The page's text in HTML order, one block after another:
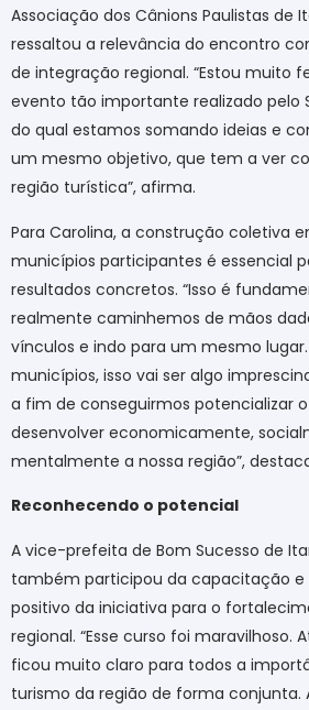
Associação dos Cânions Paulistas de
ressaltou a relevância do encontro
de integração regional. “Estou muito
evento tão importante realizado pelo
do qual estamos somando ideias e
um mesmo objetivo, que tem a ver
região turística”, afirma.
Para Carolina, a construção coletiva
municípios participantes é essencial
resultados concretos. “Isso é
realmente caminhemos de mãos
vínculos e indo para um mesmo
municípios, isso vai ser algo
a fim de conseguirmos potencializar
desenvolver economicamente,
mentalmente a nossa região”,
Reconhecendo o potencial
A vice-prefeita de Bom Sucesso de
também participou da capacitação
positivo da iniciativa para o
regional. “Esse curso foi maravilhoso.
ficou muito claro para todos a
turismo da região de forma conjunta.